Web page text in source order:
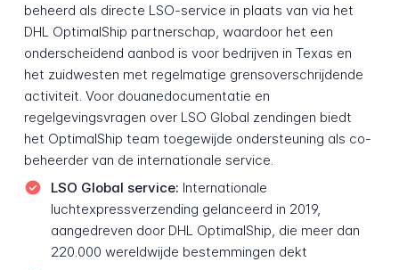
beheerd als directe LSO-service in plaats van via het
DHL OptimalShip partnerschap, waardoor het een
onderscheidend aanbod is voor bedrijven in Texas en
het zuidwesten met regelmatige grensoverschrijdende
activiteit. Voor douanedocumentatie en
regelgevingsvragen over LSO Global zendingen biedt
het OptimalShip team toegewijde ondersteuning als co-
beheerder van de internationale service.
LSO Global service: Internationale
luchtexpressverzending gelanceerd in 2019,
aangedreven door DHL OptimalShip, die meer dan
220.000 wereldwijde bestemmingen dekt